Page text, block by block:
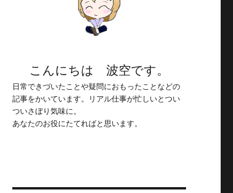
こんにちは 波空です。
日常できづいたことや疑問におもったことなどの
記事をかいています。リアル仕事が忙しいとつい
ついさぼり気味に。
あなたのお役にたてればと思います。